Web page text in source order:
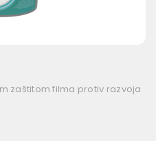
zaštitom filma protiv razvoja